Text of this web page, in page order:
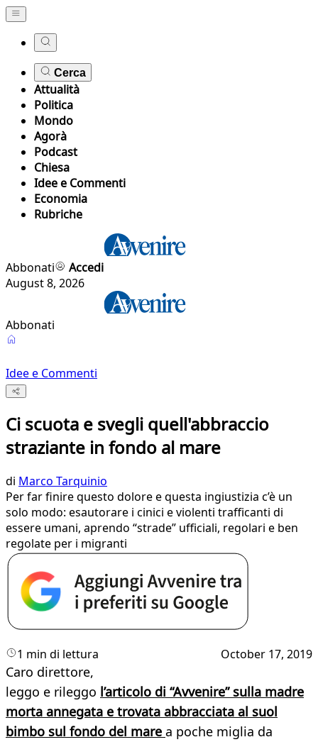
Cerca
Attualità
Politica
Mondo
Agorà
Podcast
Chiesa
Idee e Commenti
Economia
Rubriche
Abbonati
Accedi
August 8, 2026
Abbonati
Idee e Commenti
Ci scuota e svegli quell'abbraccio
straziante in fondo al mare
di Marco Tarquinio
Per far finire questo dolore e questa ingiustizia c’è un
solo modo: esautorare i cinici e violenti trafficanti di
essere umani, aprendo “strade” ufficiali, regolari e ben
regolate per i migranti
1 min di lettura October 17, 2019
Caro direttore,
leggo e rileggo l’articolo di “Avvenire” sulla madre
morta annegata e trovata abbracciata al suol
bimbo sul fondo del mare a poche miglia da